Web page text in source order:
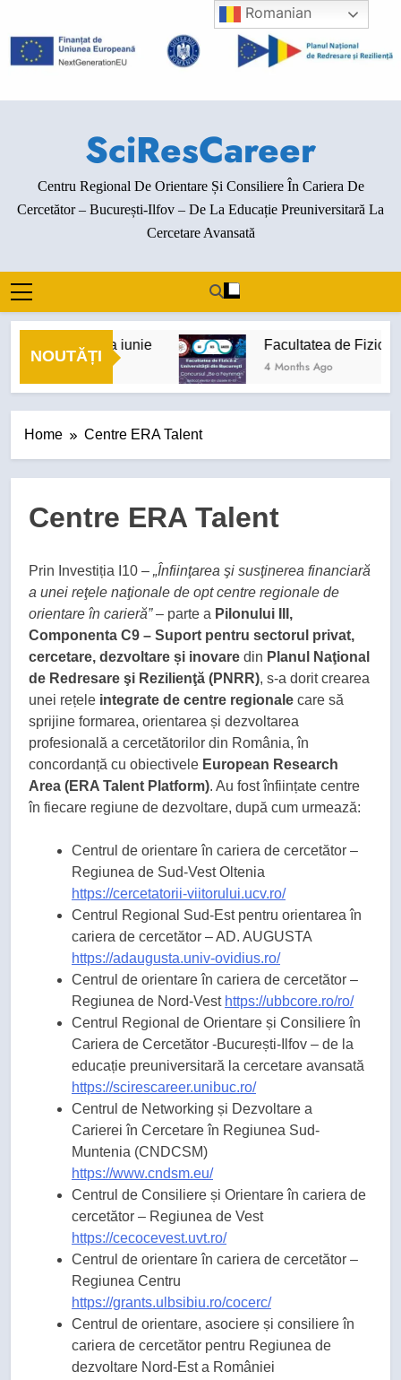
content
SciResCareer
Centru Regional De Orientare Și Consiliere În Cariera De
Cercetător – București-Ilfov – De La Educație Preuniversitară La
Cercetare Avansată
NOUTĂȚI
Evenimente luna iunie
3 Months Ago
Facultatea de Fizică
4 Months Ago
Home Centre ERA Talent
Centre ERA Talent
Prin Investiția I10 – „Înfiinţarea şi susţinerea financiară
a unei reţele naţionale de opt centre regionale de
orientare în carieră”– parte a Pilonului III,
Componenta C9 – Suport pentru sectorul privat,
cercetare, dezvoltare și inovare din Planul Naţional
de Redresare şi Rezilienţă (PNRR), s-a dorit crearea
unei rețele integrate de centre regionale care să
sprijine formarea, orientarea și dezvoltarea
profesională a cercetătorilor din România, în
concordanță cu obiectivele European Research
Area (ERA Talent Platform). Au fost înființate centre
în fiecare regiune de dezvoltare, după cum urmează:
Centrul de orientare în cariera de cercetător –
Regiunea de Sud-Vest Oltenia
https://cercetatorii-viitorului.ucv.ro/
Centrul Regional Sud-Est pentru orientarea în
cariera de cercetător – AD. AUGUSTA
https://adaugusta.univ-ovidius.ro/
Centrul de orientare în cariera de cercetător –
Regiunea de Nord-Vest https://ubbcore.ro/ro/
Centrul Regional de Orientare și Consiliere în
Cariera de Cercetător -București-Ilfov – de la
educație preuniversitară la cercetare avansată
https://scirescareer.unibuc.ro/
Centrul de Networking și Dezvoltare a
Carierei în Cercetare în Regiunea Sud-
Muntenia (CNDCSM)
https://www.cndsm.eu/
Centrul de Consiliere și Orientare în cariera de
cercetător – Regiunea de Vest
https://cecocevest.uvt.ro/
Centrul de orientare în cariera de cercetător –
Regiunea Centru
https://grants.ulbsibiu.ro/cocerc/
Centrul de orientare, asociere și consiliere în
cariera de cercetător pentru Regiunea de
dezvoltare Nord-Est a României
Romanian